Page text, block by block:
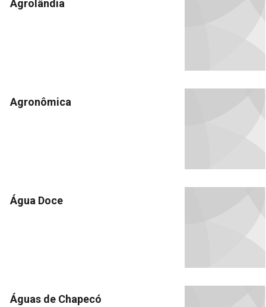
Agrolândia
Agronômica
Água Doce
Águas de Chapecó